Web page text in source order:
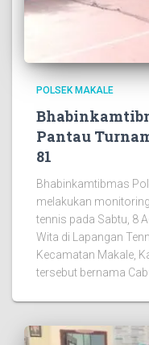
POLSEK MAKALE
Pantau
81
Bhabinkamtibmas
melakukan
tennis pada Sabtu, 8
Wita di Lapangan
Kecamatan Makale,
tersebut bernama